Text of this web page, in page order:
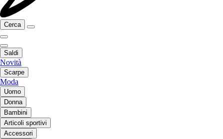
Cerca
Saldi
Novità
Scarpe
Moda
Uomo
Donna
Bambini
Articoli sportivi
Accessori